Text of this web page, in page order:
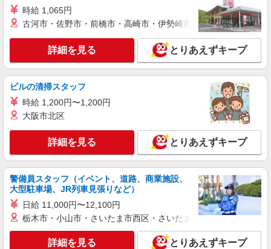
【softbank】人気機種に詳しくなれる携帯販
時給1250円〜 ※残業代支給 ★交通費別途支給
（規定あり） ゜+゜・。○。・゜+゜・。○。・゜
+゜ 入社祝い金10万円支給(規定有) お友達を紹介
頂くと, インセンティブ支給(規定有) ★月2回払
い・週払い可能（規程有）★ ゜・。○。・゜
+゜・。○。・゜+゜
福岡県福岡市東区のsoftbankショップ
詳細を見る
株式会社シエロ
人気機種に詳しくなれる携帯販売【au】
る） ※研修期間6か月・時給1500円〜 ※残業代支
給 ★交通費別途支給（規定あり） ゜+゜・。
○。・゜+゜・。○。・゜+゜ 入社祝い金10万円支
給(規定有) お友達を紹介頂くと, インセンティブ支
給(規定有) ゜・。○。・゜+゜・。○。・゜+゜
福岡県福岡市東区
キープ 詳細を見る
紹介予定派遣
時給 1,065円
古河市・佐野市・前橋市・高崎市・伊勢崎市・太田市・館林市
詳細を見る とりあえずキープ
ビルの清掃スタッフ
時給 1,200円〜1,200円
大阪市北区
詳細を見る とりあえずキープ
警備員スタッフ（イベント、道路、商業施設、
大型駐車場、JR列車見張りなど）
日給 11,000円〜12,100円
栃木市・小山市・さいたま市西区・さいたま市岩槻区・久喜市・
詳細を見る とりあえずキープ